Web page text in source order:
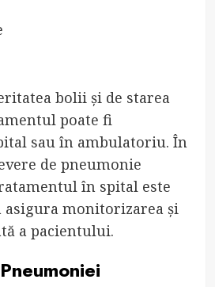
bolii și de starea
poate fi
sau în ambulatoriu. În
de pneumonie
în spital este
asigura monitorizarea și
a pacientului.